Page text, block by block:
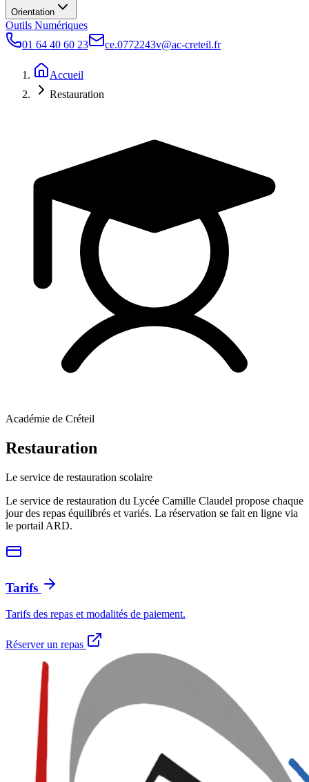
Orientation
Outils Numériques
01 64 40 60 23
ce.0772243v@ac-creteil.fr
Accueil
Restauration
Académie de Créteil
Restauration
Le service de restauration scolaire
Le service de restauration du Lycée Camille Claudel propose chaque
jour des repas équilibrés et variés. La réservation se fait en ligne via
le portail ARD.
Tarifs
Tarifs des repas et modalités de paiement.
Réserver un repas